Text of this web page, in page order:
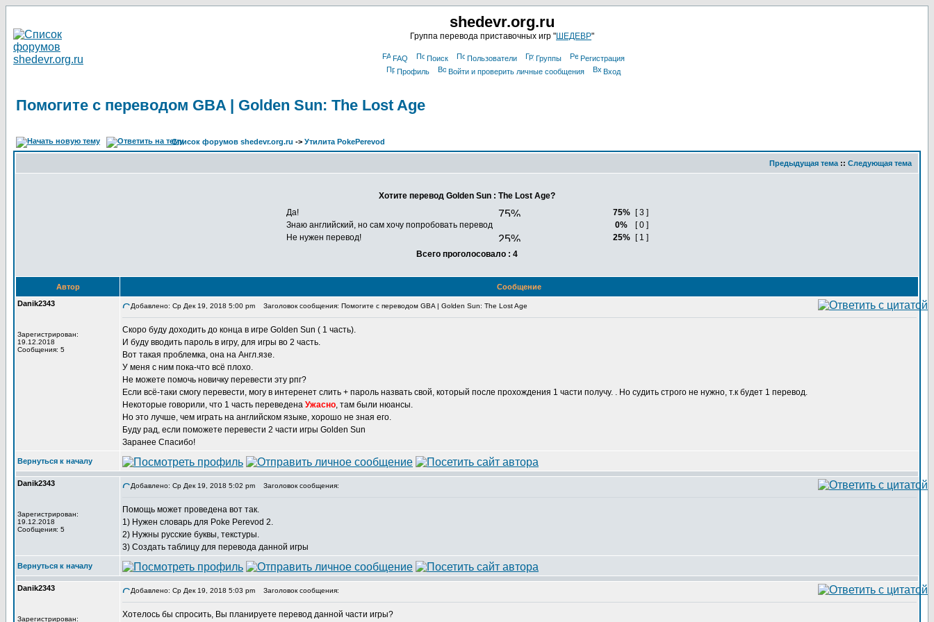
shedevr.org.ru
Группа перевода приставочных игр "ШЕДЕВР"
FAQ Поиск Пользователи Группы
Регистрация
Профиль
Войти и проверить личные сообщения Вход
Помогите с переводом GBA | Golden Sun: The Lost Age
Список форумов shedevr.org.ru -> Утилита PokePerevod
Предыдущая тема :: Следующая тема
Хотите перевод Golden Sun : The Lost Age?
Да!
75%
[ 3 ]
Знаю английский, но сам хочу попробовать перевод
0%
[ 0 ]
Не нужен перевод!
25%
[ 1 ]
Всего проголосовало : 4
Автор
Сообщение
Danik2343
Зарегистрирован:
19.12.2018
Сообщения: 5
Добавлено: Ср Дек 19, 2018 5:00 pm Заголовок сообщения: Помогите с переводом GBA | Golden Sun: The Lost Age
Скоро буду доходить до конца в игре Golden Sun ( 1 часть).
И буду вводить пароль в игру, для игры во 2 часть.
Вот такая проблемка, она на Англ.язе.
У меня с ним пока-что всё плохо.
Не можете помочь новичку перевести эту рпг?
Если всё-таки смогу перевести, могу в интеренет слить + пароль назвать свой, который после прохождения 1 части получу. . Но судить строго не нужно, т.к будет 1 перевод.
Некоторые говорили, что 1 часть переведена Ужасно, там были нюансы.
Но это лучше, чем играть на английском языке, хорошо не зная его.
Буду рад, если поможете перевести 2 части игры Golden Sun
Заранее Спасибо!
Вернуться к началу
Danik2343
Зарегистрирован:
19.12.2018
Сообщения: 5
Добавлено: Ср Дек 19, 2018 5:02 pm Заголовок сообщения:
Помощь может проведена вот так.
1) Нужен словарь для Poke Perevod 2.
2) Нужны русские буквы, текстуры.
3) Создать таблицу для перевода данной игры
Вернуться к началу
Danik2343
Зарегистрирован:
Добавлено: Ср Дек 19, 2018 5:03 pm Заголовок сообщения:
Хотелось бы спросить, Вы планируете перевод данной части игры?